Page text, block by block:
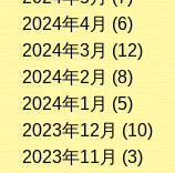
2024年4月 (6)
2024年3月 (12)
2024年2月 (8)
2024年1月 (5)
2023年12月 (10)
2023年11月 (3)